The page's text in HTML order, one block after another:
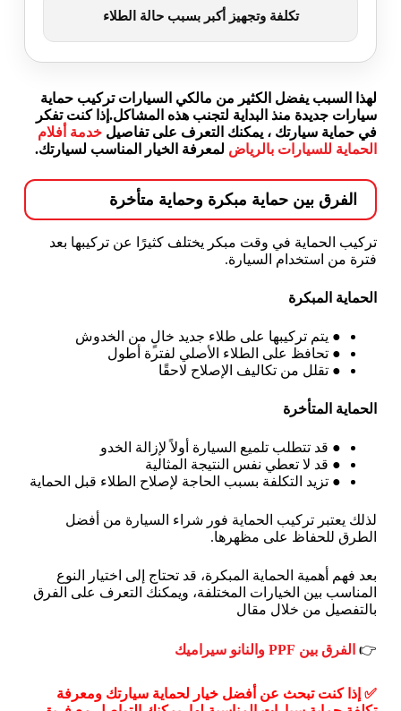
تكلفة وتجهيز أكبر بسبب حالة الطلاء
لهذا السبب يفضل الكثير من مالكي السيارات تركيب حماية
سيارات جديدة منذ البداية لتجنب هذه المشاكل.إذا كنت تفكر
في حماية سيارتك ، يمكنك التعرف على تفاصيل خدمة أفلام
الحماية للسيارات بالرياض لمعرفة الخيار المناسب لسيارتك.
الفرق بين حماية مبكرة وحماية متأخرة
تركيب الحماية في وقت مبكر يختلف كثيرًا عن تركيبها بعد
فترة من استخدام السيارة.
الحماية المبكرة
● يتم تركيبها على طلاء جديد خالٍ من الخدوش
● تحافظ على الطلاء الأصلي لفترة أطول
● تقلل من تكاليف الإصلاح لاحقًا
الحماية المتأخرة
● قد تتطلب تلميع السيارة أولاً لإزالة الخدو
● قد لا تعطي نفس النتيجة المثالية
● تزيد التكلفة بسبب الحاجة لإصلاح الطلاء قبل الحماية
لذلك يعتبر تركيب الحماية فور شراء السيارة من أفضل
الطرق للحفاظ على مظهرها.
بعد فهم أهمية الحماية المبكرة، قد تحتاج إلى اختيار النوع
المناسب بين الخيارات المختلفة، ويمكنك التعرف على الفرق
بالتفصيل من خلال مقال
👉 الفرق بين PPF والنانو سيراميك
✅ إذا كنت تبحث عن أفضل خيار لحماية سيارتك ومعرفة